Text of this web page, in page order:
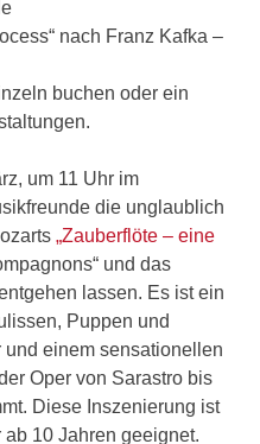
nach Franz Kafka –
buchen oder ein
um 11 Uhr im
die unglaublich
„Zauberflöte – eine
und das
lassen. Es ist ein
Puppen und
und einem sensationellen
Oper von Sarastro bis
Diese Inszenierung ist
10 Jahren geeignet.